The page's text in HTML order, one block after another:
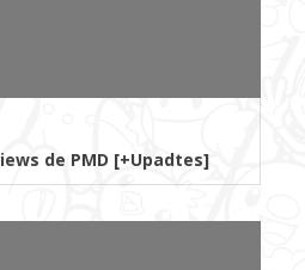
de PMD [+Upadtes]